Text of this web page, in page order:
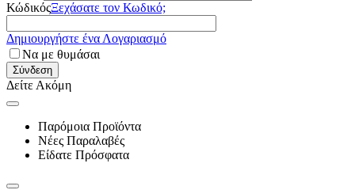
ΚώδικόςΞεχάσατε τον Κωδικό;
Δημιουργήστε ένα Λογαριασμό
Να με θυμάσαι
Σύνδεση
Δείτε Ακόμη
Παρόμοια Προϊόντα
Νέες Παραλαβές
Είδατε Πρόσφατα